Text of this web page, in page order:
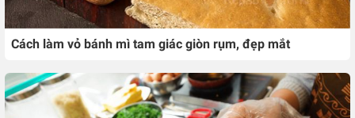
Cách làm vỏ bánh mì tam giác giòn rụm, đẹp mắt